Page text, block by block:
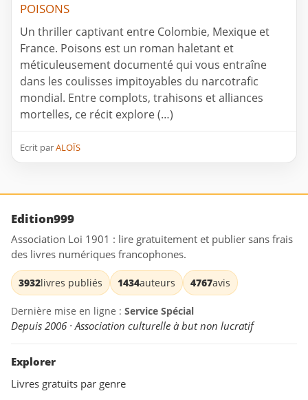
POISONS
Un thriller captivant entre Colombie, Mexique et
France. Poisons est un roman haletant et
méticuleusement documenté qui vous entraîne
dans les coulisses impitoyables du narcotrafic
mondial. Entre complots, trahisons et alliances
mortelles, ce récit explore (…)
Ecrit parALOÏS
Edition999
Association Loi 1901 : lire gratuitement et publier sans frais
des livres numériques francophones.
3932livres publiés 1434auteurs 4767avis
Dernière mise en ligne : Service Spécial
Depuis 2006 · Association culturelle à but non lucratif
Explorer
Livres gratuits par genre